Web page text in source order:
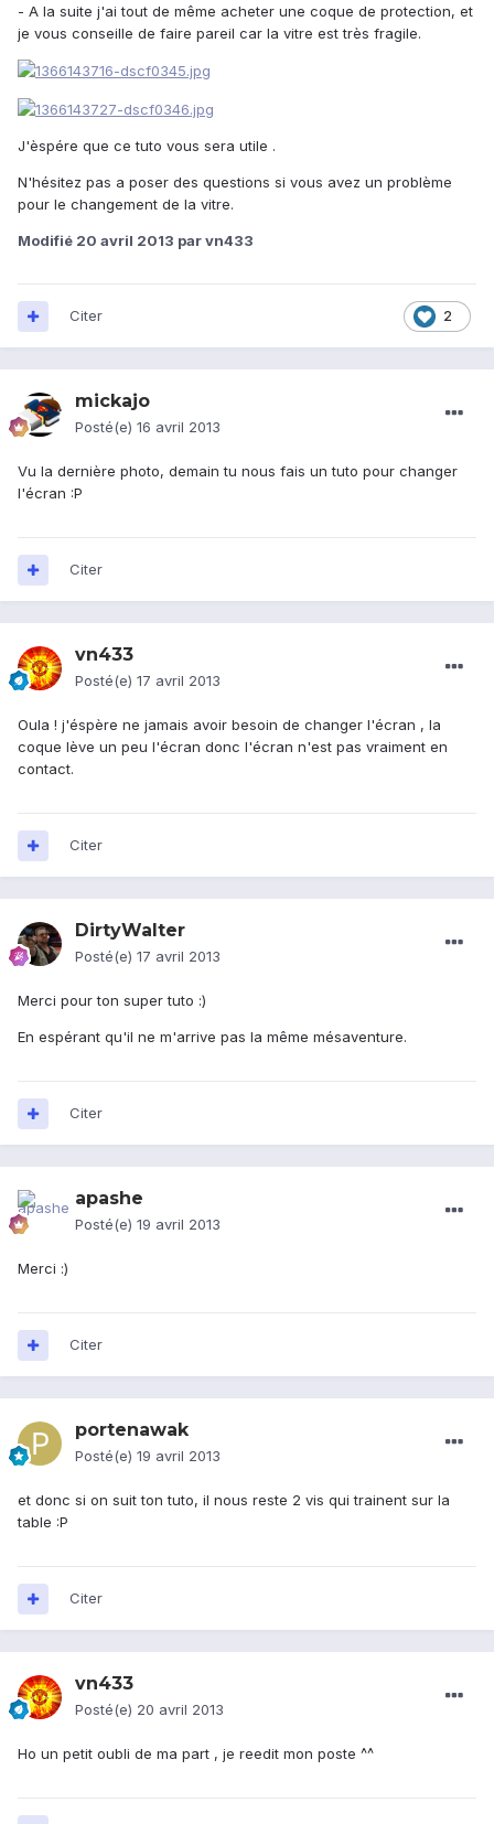
- A la suite j'ai tout de même acheter une coque de protection, et
je vous conseille de faire pareil car la vitre est très fragile.
J'èspére que ce tuto vous sera utile .
N'hésitez pas a poser des questions si vous avez un problème
pour le changement de la vitre.
Modifié 20 avril 2013 par vn433
2
Citer
mickajo
Posté(e) 16 avril 2013
Vu la dernière photo, demain tu nous fais un tuto pour changer
l'écran :P
Citer
vn433
Posté(e) 17 avril 2013
Oula ! j'éspère ne jamais avoir besoin de changer l'écran , la
coque lève un peu l'écran donc l'écran n'est pas vraiment en
contact.
Citer
DirtyWalter
Posté(e) 17 avril 2013
Merci pour ton super tuto :)
En espérant qu'il ne m'arrive pas la même mésaventure.
Citer
apashe
Posté(e) 19 avril 2013
Merci :)
Citer
portenawak
Posté(e) 19 avril 2013
et donc si on suit ton tuto, il nous reste 2 vis qui trainent sur la
table :P
Citer
vn433
Posté(e) 20 avril 2013
Ho un petit oubli de ma part , je reedit mon poste ^^